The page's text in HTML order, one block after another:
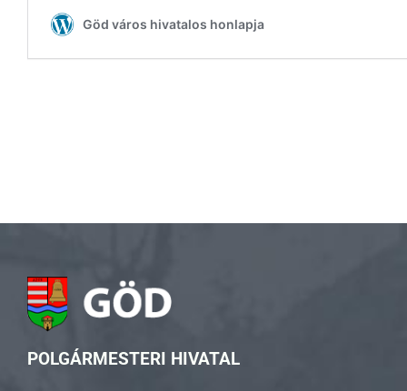
POLGÁRMESTERI HIVATAL